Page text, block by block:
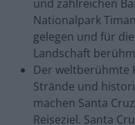
und zahlreichen
Nationalpark
gelegen und für
Landschaft
Der weltberühmte
Strände und
machen Santa
Reiseziel. Santa